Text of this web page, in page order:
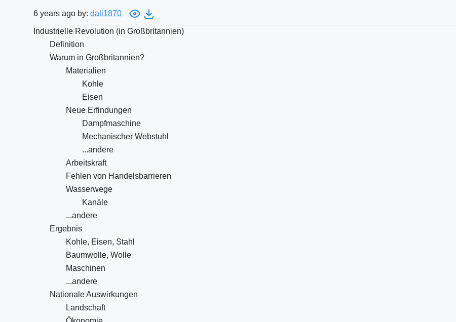
6 years ago by: dali1870
Industrielle Revolution (in Großbritannien)
Definition
Warum in Großbritannien?
Materialien
Kohle
Eisen
Neue Erfindungen
Dampfmaschine
Mechanischer Webstuhl
...andere
Arbeitskraft
Fehlen von Handelsbarrieren
Wasserwege
Kanäle
...andere
Ergebnis
Kohle, Eisen, Stahl
Baumwolle, Wolle
Maschinen
...andere
Nationale Auswirkungen
Landschaft